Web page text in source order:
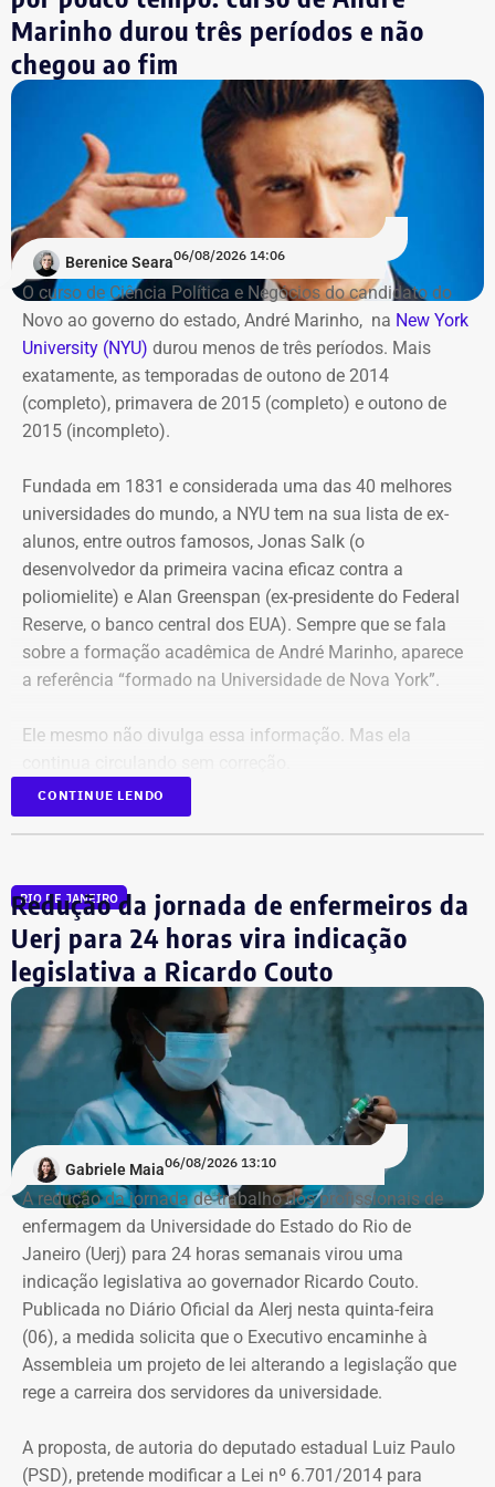
Além da Estação Claro Rio, o Cinefoot terá exibições no
Centro Cultural da Justiça Federal, no Centro do Rio; no
Ponto Cine, em Guadalupe; e na Biblioteca Parque
Manguinhos; em Benfica.
Marinho durou três períodos e não
chegou ao fim
Berenice Seara06/08/2026 14:06
O curso de Ciência Política e Negócios do candidato do
Novo ao governo do estado, André Marinho, na New York
University (NYU) durou menos de três períodos. Mais
exatamente, as temporadas de outono de 2014
(completo), primavera de 2015 (completo) e outono de
2015 (incompleto).
Fundada em 1831 e considerada uma das 40 melhores
universidades do mundo, a NYU tem na sua lista de ex-
alunos, entre outros famosos, Jonas Salk (o
desenvolvedor da primeira vacina eficaz contra a
poliomielite) e Alan Greenspan (ex-presidente do Federal
Reserve, o banco central dos EUA). Sempre que se fala
sobre a formação acadêmica de André Marinho, aparece
a referência “formado na Universidade de Nova York”.
Ele mesmo não divulga essa informação. Mas ela
No material de campanha, não há
André Marinho informa que desistiu da faculdade nos
Estados Unidos porque decidiu voltar ao seu país natal,
em plena efervescência do impeachment da ex-presidente
Dilma Rousseff (PT). No Rio, matriculou-se em Direito na
PUC, onde ficou de 2016 a 2019. Em seguida, quando já
trabalhava no “Pânico”, transferiu-se para o Instituto
Damásio, do IBMEC de São Paulo. E lá concluiu o curso,
em 2020, no início da pandemia.
“Eu nunca afirmei que me formei, mas que estudei em
Nova York, na PUC e no Institiuto Damásio. Se alguém diz
que eu me formei na NYU, não fui eu, porque sempre
procurei ser muito preciso com isso”, diz André Marinho.
No material de divulgação da campanha, nas redes
sociais, realmente, não há qualquer referência à
formatura.
Citação equivocada em entrevistas e
reportagens
CONTINUE LENDO
RIO DE JANEIRO
Redução da jornada de enfermeiros da
Uerj para 24 horas vira indicação
legislativa a Ricardo Couto
Gabriele Maia06/08/2026 13:10
A redução da jornada de trabalho dos profissionais de
enfermagem da Universidade do Estado do Rio de
Janeiro (Uerj) para 24 horas semanais virou uma
indicação legislativa ao governador Ricardo Couto.
Publicada no Diário Oficial da Alerj nesta quinta-feira
(06), a medida solicita que o Executivo encaminhe à
Assembleia um projeto de lei alterando a legislação que
rege a carreira dos servidores da universidade.
A proposta, de autoria do deputado estadual Luiz Paulo
(PSD), pretende modificar a Lei nº 6.701/2014 para